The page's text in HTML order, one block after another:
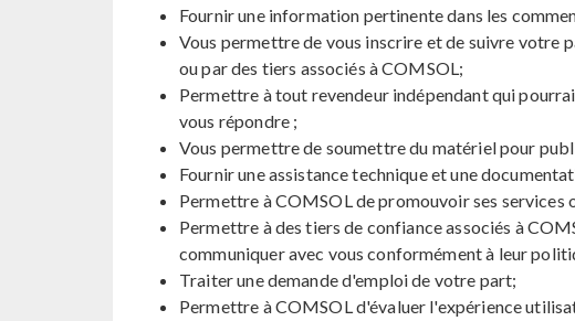
Fournir une information pertinente dans les
Vous permettre de vous inscrire et de suivre votre
ou par des tiers associés à COMSOL;
Permettre à tout revendeur indépendant qui
vous répondre ;
Vous permettre de soumettre du matériel pour
Fournir une assistance technique et une
Permettre à COMSOL de promouvoir ses services
Permettre à des tiers de confiance associés à
communiquer avec vous conformément à leur
Traiter une demande d'emploi de votre part;
Permettre à COMSOL d'évaluer l'expérience